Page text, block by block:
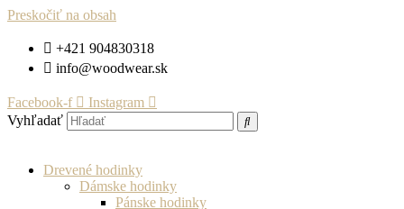
Preskočiť na obsah
+421 904830318
info@woodwear.sk
Facebook-f
Instagram
Vyhľadať
Drevené hodinky
Dámske hodinky
Pánske hodinky